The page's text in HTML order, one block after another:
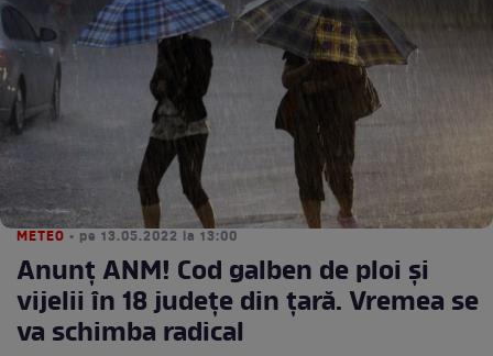
METEO • pe 13.05.2022 la 13:00
Anunț ANM! Cod galben de ploi și
vijelii în 18 județe din țară. Vremea se
va schimba radical